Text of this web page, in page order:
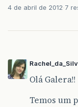
4 de abril de 2012 7
Olá Galera!!
Temos um